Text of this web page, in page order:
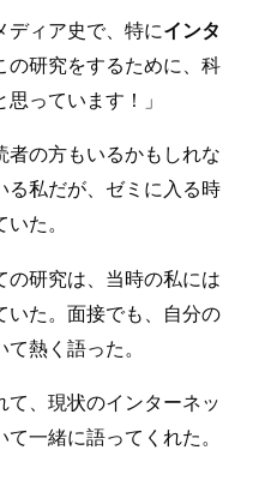
ディア史で、特にインタ
の研究をするために、科
っています！」
者の方もいるかもしれな
る私だが、ゼミに入る時
た。
の研究は、当時の私には
いた。面接でも、自分の
熱く語った。
て、現状のインターネッ
一緒に語ってくれた。